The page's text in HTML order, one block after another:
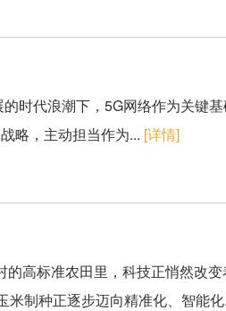
时代浪潮下，5G网络作为关键
略，主动担当作为... [详情]
高标准农田里，科技正悄然改
米制种正逐步迈向精准化、智能化